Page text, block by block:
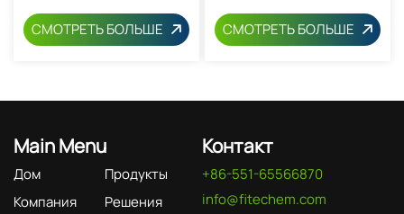
СМОТРЕТЬ БОЛЬШЕ СМОТРЕТЬ БОЛЬШЕ
Main Menu
Дом
Продукты
Компания
Решения
Контакт
+86-551-65566870
info@fitechem.com